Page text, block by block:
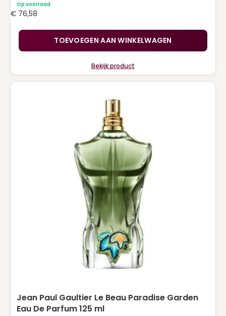
Op voorraad
€ 76,58
TOEVOEGEN AAN WINKELWAGEN
Bekijk product
Jean Paul Gaultier Le Beau Paradise Garden
Eau De Parfum 125 ml